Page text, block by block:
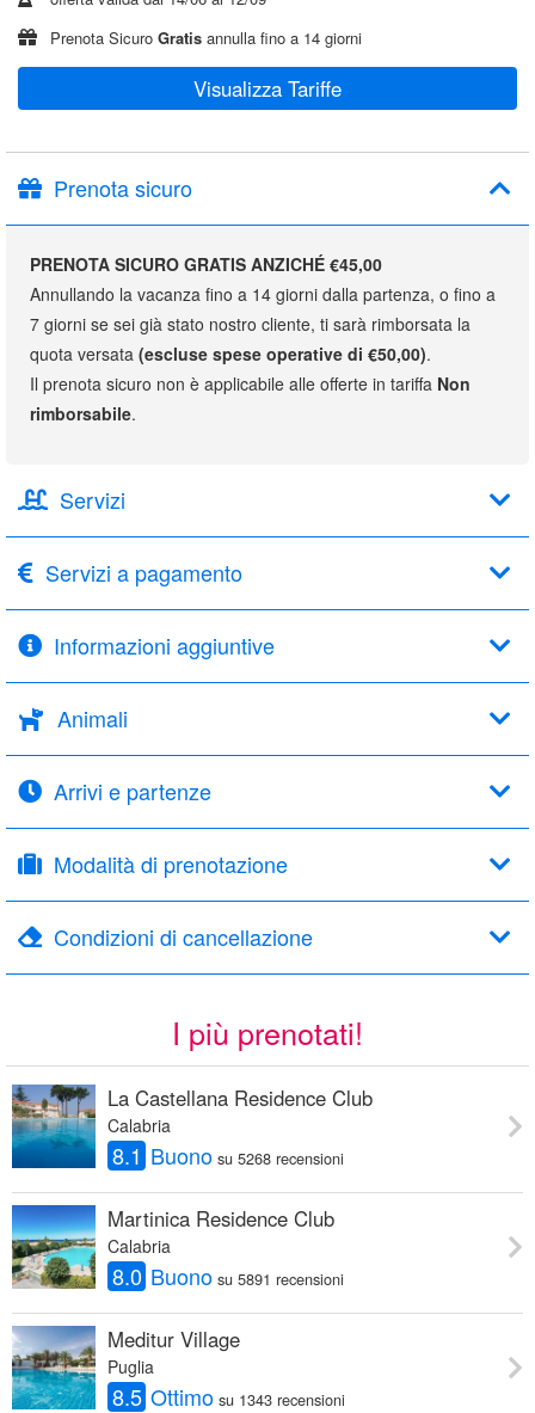
Prenota Sicuro Gratis annulla fino a 14 giorni
Visualizza Tariffe
Prenota sicuro
PRENOTA SICURO GRATIS ANZICHÉ €45,00
Annullando la vacanza fino a 14 giorni dalla partenza, o fino a
7 giorni se sei già stato nostro cliente, ti sarà rimborsata la
quota versata (escluse spese operative di €50,00).
Il prenota sicuro non è applicabile alle offerte in tariffa Non
rimborsabile.
Servizi
Servizi a pagamento
Informazioni aggiuntive
Animali
Arrivi e partenze
Modalità di prenotazione
Condizioni di cancellazione
I più prenotati!
La Castellana Residence Club
Calabria
8.1 Buono su 5268 recensioni
Martinica Residence Club
Calabria
8.0 Buono su 5891 recensioni
Meditur Village
Puglia
8.5 Ottimo su 1343 recensioni